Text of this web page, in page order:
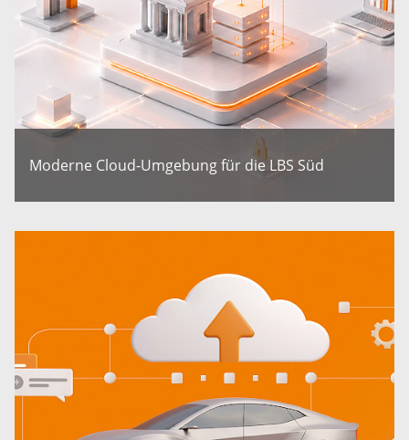
Moderne Cloud-Umgebung für die LBS Süd